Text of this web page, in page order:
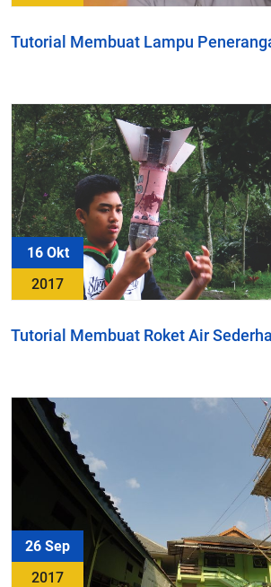
Tutorial Membuat Lampu
16 Okt
2017
Tutorial Membuat Roket Air
26 Sep
2017